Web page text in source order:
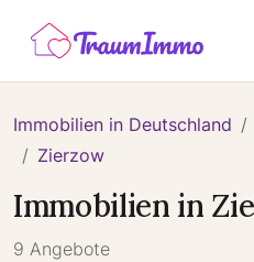
Immobilien in Deutschland
Zierzow
Immobilien in
9 Angebote